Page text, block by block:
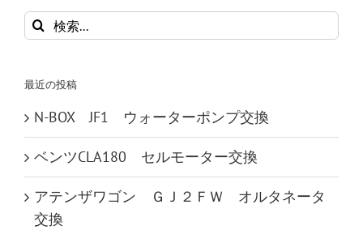
検
索
最近の投稿
N-BOX JF1 ウォーターポンプ交換
ベンツCLA180 セルモーター交換
アテンザワゴン ＧＪ２ＦＷ オルタネータ
交換